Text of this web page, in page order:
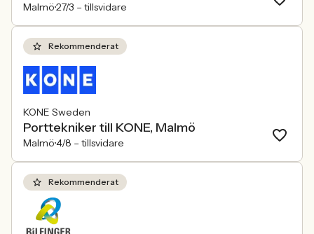
Malmö27/3 – tillsvidare
Rekommenderat
KONE Sweden
Porttekniker till KONE, Malmö
Malmö4/8 – tillsvidare
Rekommenderat